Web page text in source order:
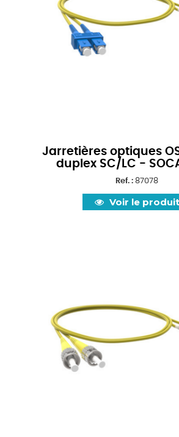
Jarretières optiques
duplex SC/LC -
Ref. : 87078
Voir le produit